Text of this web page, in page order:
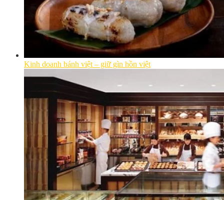
Kinh doanh bánh việt – giữ gìn hồn việt